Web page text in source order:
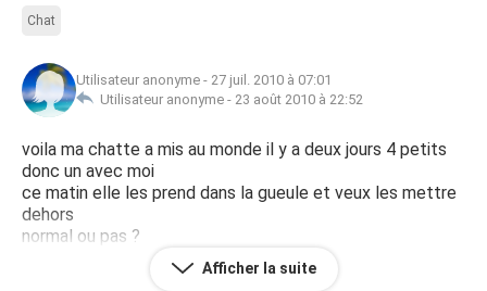
Chat
Utilisateur anonyme - 27 juil. 2010 à 07:01
Utilisateur anonyme - 23 août 2010 à 22:52
voila ma chatte a mis au monde il y a deux jours 4 petits
donc un avec moi
ce matin elle les prend dans la gueule et veux les mettre
dehors
normal ou pas ?
jai mis un carton avec serviette elle est dans ma chambre
je ne sais pas quoi faire
Afficher la suite